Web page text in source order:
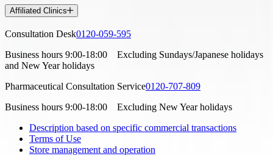
Affiliated Clinics
Consultation Desk0120-059-595
Business hours 9:00-18:00
Excluding Sundays/Japanese holidays
and New Year holidays
Pharmaceutical Consultation Service0120-707-809
Business hours 9:00-18:00
Excluding New Year holidays
Description based on specific commercial transactions
Terms of Use
Store management and operation